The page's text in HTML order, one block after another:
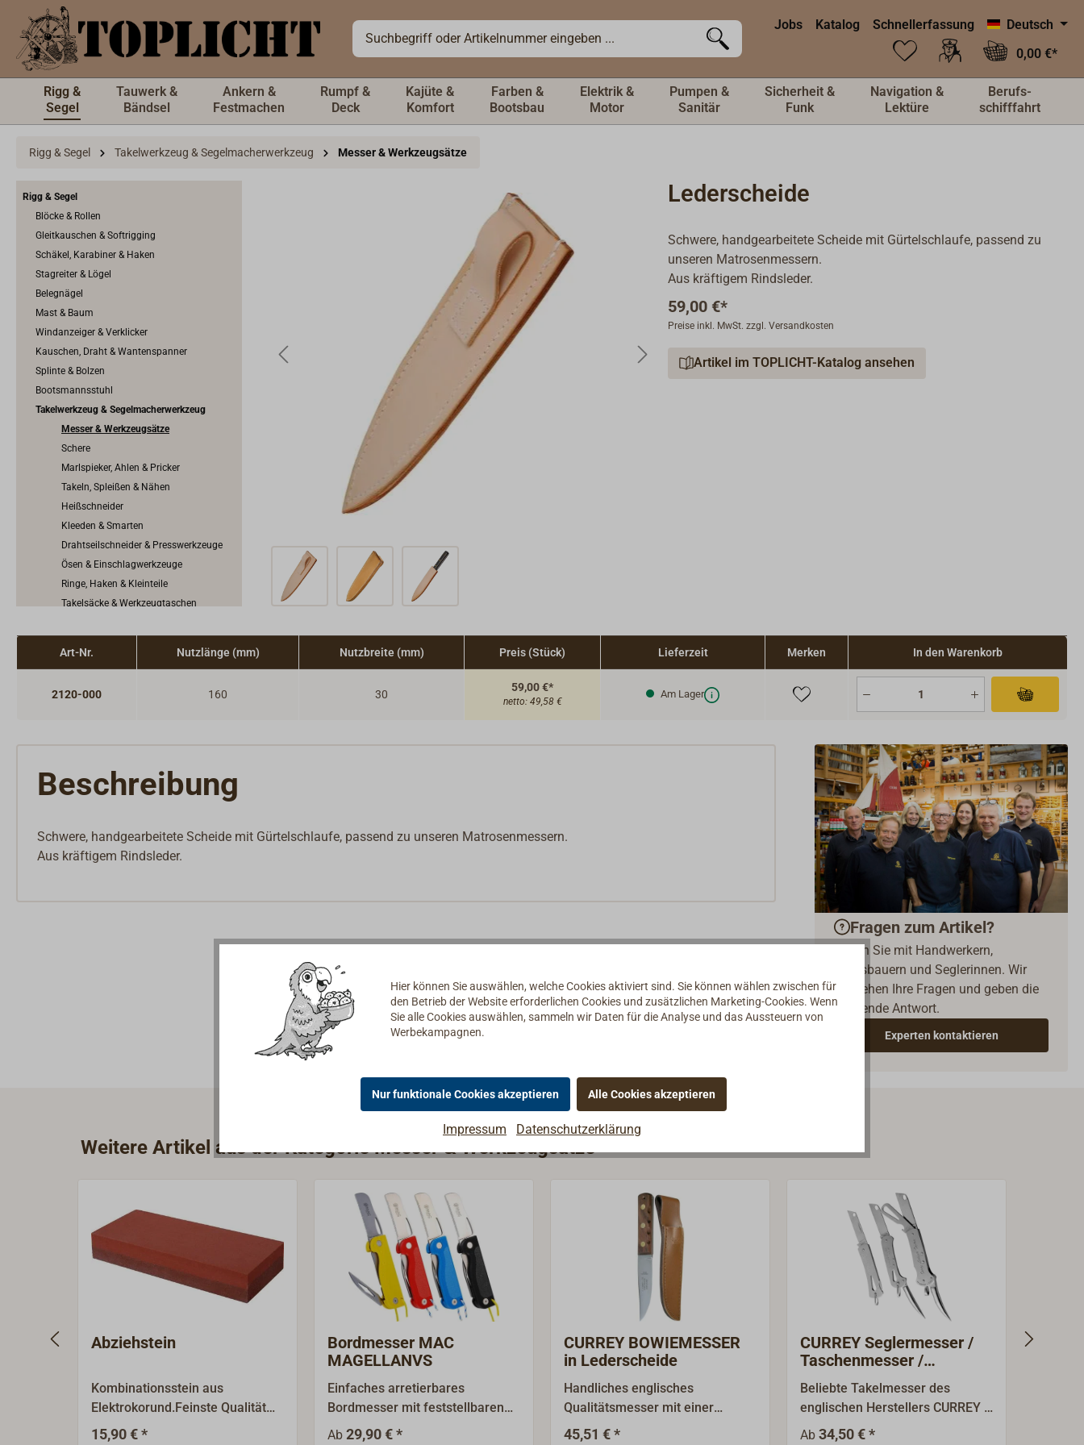
springen Jobs Katalog Schnellerfassung
Deutsch
0,00 €*
Rigg &
Segel
Tauwerk &
Bändsel
Ankern &
Festmachen
Rumpf &
Deck
Kajüte &
Komfort
Farben &
Bootsbau
Elektrik &
Motor
Pumpen &
Sanitär
Sicherheit &
Funk
Navigation &
Lektüre
Berufs-
schifffahrt
Rigg & Segel Takelwerkzeug & Segelmacherwerkzeug Messer & Werkzeugsätze
Rigg & Segel
Blöcke & Rollen
Gleitkauschen & Softrigging
Schäkel, Karabiner & Haken
Stagreiter & Lögel
Belegnägel
Mast & Baum
Windanzeiger & Verklicker
Kauschen, Draht & Wantenspanner
Splinte & Bolzen
Bootsmannsstuhl
Takelwerkzeug & Segelmacherwerkzeug
Messer & Werkzeugsätze
Schere
Marlspieker, Ahlen & Pricker
Takeln, Spleißen & Nähen
Heißschneider
Kleeden & Smarten
Drahtseilschneider & Presswerkzeuge
Ösen & Einschlagwerkzeuge
Ringe, Haken & Kleinteile
Takelsäcke & Werkzeugtaschen
Lederscheide
Schwere, handgearbeitete Scheide mit Gürtelschlaufe, passend zu
unseren Matrosenmessern.
Aus kräftigem Rindsleder.
59,00 €*
Preise inkl. MwSt. zzgl. Versandkosten
Artikel im TOPLICHT-Katalog ansehen
Art-Nr. Nutzlänge (mm) Nutzbreite (mm) Preis (Stück) Lieferzeit Merken In den Warenkorb
2120-000 160 30
59,00 €*
netto: 49,58 €
Am Lager
Beschreibung
Schwere, handgearbeitete Scheide mit Gürtelschlaufe, passend zu unseren Matrosenmessern.
Aus kräftigem Rindsleder.
Fragen zum Artikel?
Reden Sie mit Handwerkern,
Bootsbauern und Seglerinnen. Wir
verstehen Ihre Fragen und geben die
passende Antwort.
Experten kontaktieren
Weitere Artikel aus der Kategorie Messer & Werkzeugsätze
Abziehstein
Kombinationsstein aus
Elektrokorund.Feinste Qualität
für Wasser oder Öl.Eine Seite
15,90 € *
Bordmesser MAC
MAGELLANVS
Einfaches arretierbares
Bordmesser mit feststellbaren
Edelstahl-Marlspieker, der auch
Ab 29,90 € *
CURREY BOWIEMESSER
in Lederscheide
Handliches englisches
Qualitätsmesser mit einer
spezialgehärteten und sehr
45,51 € *
CURREY Seglermesser /
Taschenmesser /
Takelmesser
Beliebte Takelmesser des
englischen Herstellers CURREY -
durable Taschenmesser, von
Ab 34,50 € *
Hier können Sie auswählen, welche Cookies aktiviert sind. Sie können wählen zwischen für
den Betrieb der Website erforderlichen Cookies und zusätzlichen Marketing-Cookies. Wenn
Sie alle Cookies auswählen, sammeln wir Daten für die Analyse und das Aussteuern von
Werbekampagnen.
Nur funktionale Cookies akzeptieren Alle Cookies akzeptieren
Impressum Datenschutzerklärung